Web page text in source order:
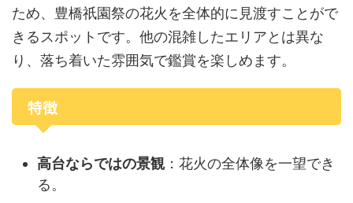
ため、豊橋祇園祭の花火を全体的に見渡すことがで
きるスポットです。他の混雑したエリアとは異な
り、落ち着いた雰囲気で鑑賞を楽しめます。
特徴
高台ならではの景観：花火の全体像を一望でき
る。